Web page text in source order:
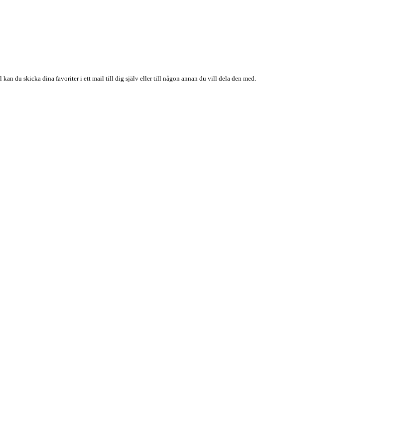
kan du skicka dina favoriter i ett mail till dig själv eller till någon annan du vill dela den med.